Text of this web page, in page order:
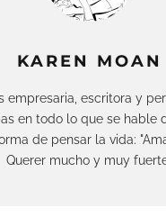
KAREN MOAN
empresaria, escritora y
en todo lo que se hable
de pensar la vida:
Querer mucho y muy